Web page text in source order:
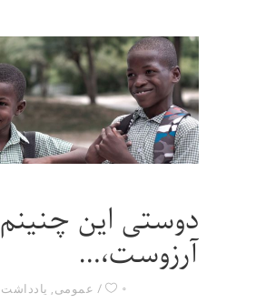
دوستی این چنینم
آرزوست،…
عمومی, یادداشت ۰